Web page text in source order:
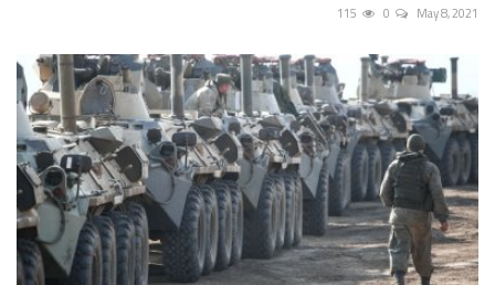
May 8, 2021
0
115